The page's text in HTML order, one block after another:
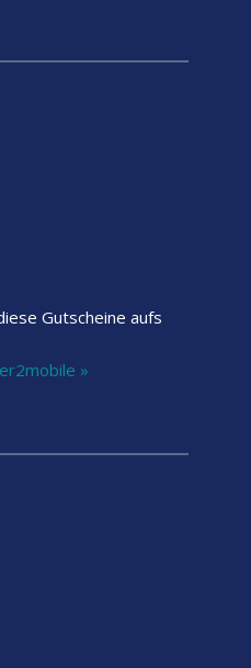
Gutscheine aufs
»